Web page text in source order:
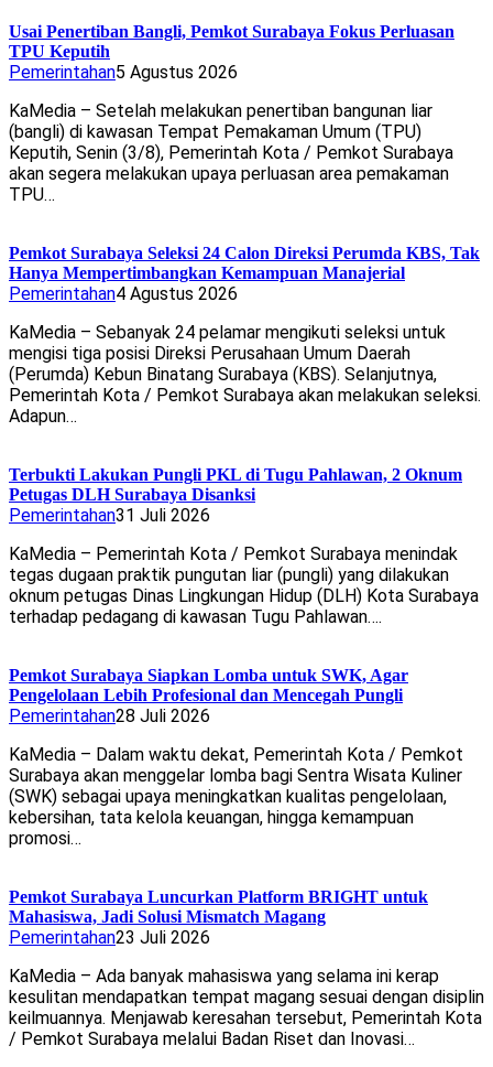
Usai Penertiban Bangli, Pemkot Surabaya Fokus Perluasan
TPU Keputih
Pemerintahan5 Agustus 2026
KaMedia – Setelah melakukan penertiban bangunan liar
(bangli) di kawasan Tempat Pemakaman Umum (TPU)
Keputih, Senin (3/8), Pemerintah Kota / Pemkot Surabaya
akan segera melakukan upaya perluasan area pemakaman
TPU…
Pemkot Surabaya Seleksi 24 Calon Direksi Perumda KBS, Tak
Hanya Mempertimbangkan Kemampuan Manajerial
Pemerintahan4 Agustus 2026
KaMedia – Sebanyak 24 pelamar mengikuti seleksi untuk
mengisi tiga posisi Direksi Perusahaan Umum Daerah
(Perumda) Kebun Binatang Surabaya (KBS). Selanjutnya,
Pemerintah Kota / Pemkot Surabaya akan melakukan seleksi.
Adapun…
Terbukti Lakukan Pungli PKL di Tugu Pahlawan, 2 Oknum
Petugas DLH Surabaya Disanksi
Pemerintahan31 Juli 2026
KaMedia – Pemerintah Kota / Pemkot Surabaya menindak
tegas dugaan praktik pungutan liar (pungli) yang dilakukan
oknum petugas Dinas Lingkungan Hidup (DLH) Kota Surabaya
terhadap pedagang di kawasan Tugu Pahlawan….
Pemkot Surabaya Siapkan Lomba untuk SWK, Agar
Pengelolaan Lebih Profesional dan Mencegah Pungli
Pemerintahan28 Juli 2026
KaMedia – Dalam waktu dekat, Pemerintah Kota / Pemkot
Surabaya akan menggelar lomba bagi Sentra Wisata Kuliner
(SWK) sebagai upaya meningkatkan kualitas pengelolaan,
kebersihan, tata kelola keuangan, hingga kemampuan
promosi…
Pemkot Surabaya Luncurkan Platform BRIGHT untuk
Mahasiswa, Jadi Solusi Mismatch Magang
Pemerintahan23 Juli 2026
KaMedia – Ada banyak mahasiswa yang selama ini kerap
kesulitan mendapatkan tempat magang sesuai dengan disiplin
keilmuannya. Menjawab keresahan tersebut, Pemerintah Kota
/ Pemkot Surabaya melalui Badan Riset dan Inovasi…